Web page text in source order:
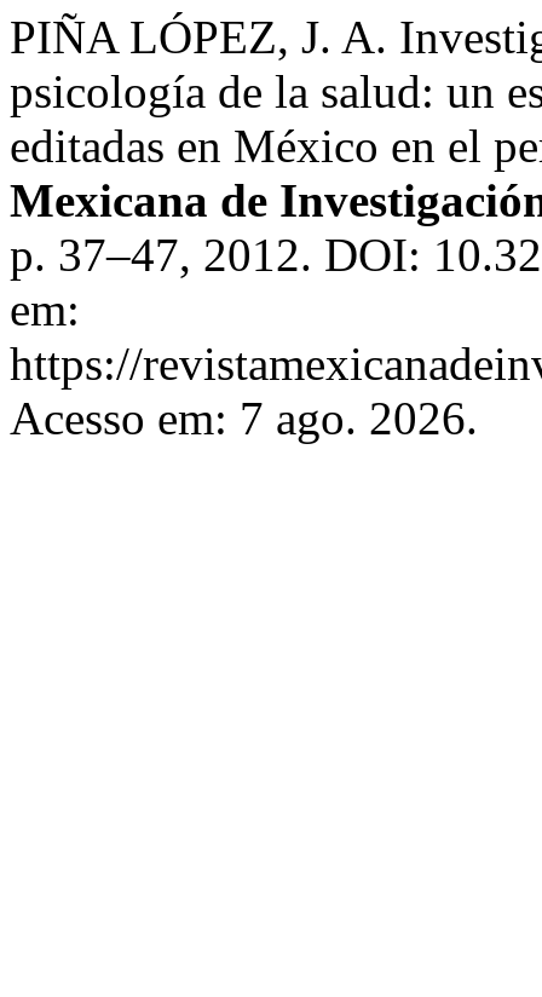
PIÑA LÓPEZ, J. A.
psicología de la salud: un
editadas en México en el
Mexicana de
p. 37–47, 2012. DOI:
em:
https://
Acesso em: 7 ago. 2026.